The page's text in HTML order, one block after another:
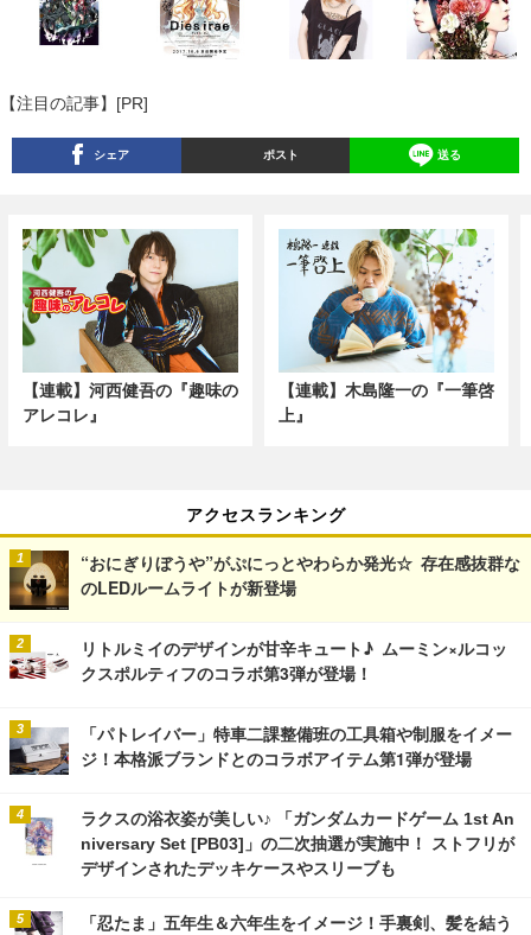
【注目の記事】[PR]
シェア ポスト 送る
【連載】河西健吾の『趣味の
アレコレ』
【連載】木島隆一の『一筆啓
上』
アクセスランキング
“おにぎりぼうや”がぷにっとやわらか発光☆ 存在感抜群な
のLEDルームライトが新登場
リトルミイのデザインが甘辛キュート♪ ムーミン×ルコッ
クスポルティフのコラボ第3弾が登場！
「パトレイバー」特車二課整備班の工具箱や制服をイメー
ジ！本格派ブランドとのコラボアイテム第1弾が登場
ラクスの浴衣姿が美しい♪ 「ガンダムカードゲーム 1st An
niversary Set [PB03]」の二次抽選が実施中！ ストフリが
デザインされたデッキケースやスリーブも
「忍たま」五年生＆六年生をイメージ！手裏剣、髪を結う